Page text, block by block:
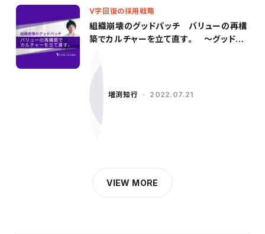
V字回復の採用戦略
組織崩壊のグッドパッチ バリューの再構
築でカルチャーを立て直す。 〜グッドパ
増渕知行 2022.07.21
VIEW MORE